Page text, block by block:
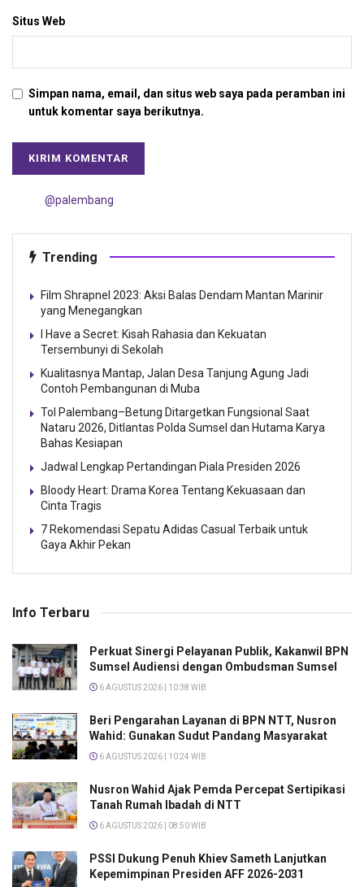
Situs Web
Simpan nama, email, dan situs web saya pada peramban ini
untuk komentar saya berikutnya.
@palembang
Trending
Film Shrapnel 2023: Aksi Balas Dendam Mantan Marinir
yang Menegangkan
I Have a Secret: Kisah Rahasia dan Kekuatan
Tersembunyi di Sekolah
Kualitasnya Mantap, Jalan Desa Tanjung Agung Jadi
Contoh Pembangunan di Muba
Tol Palembang–Betung Ditargetkan Fungsional Saat
Nataru 2026, Ditlantas Polda Sumsel dan Hutama Karya
Bahas Kesiapan
Jadwal Lengkap Pertandingan Piala Presiden 2026
Bloody Heart: Drama Korea Tentang Kekuasaan dan
Cinta Tragis
7 Rekomendasi Sepatu Adidas Casual Terbaik untuk
Gaya Akhir Pekan
Info Terbaru
Perkuat Sinergi Pelayanan Publik, Kakanwil BPN
Sumsel Audiensi dengan Ombudsman Sumsel
6 AGUSTUS 2026 | 10:38 WIB
Beri Pengarahan Layanan di BPN NTT, Nusron
Wahid: Gunakan Sudut Pandang Masyarakat
6 AGUSTUS 2026 | 10:24 WIB
Nusron Wahid Ajak Pemda Percepat Sertipikasi
Tanah Rumah Ibadah di NTT
6 AGUSTUS 2026 | 08:50 WIB
PSSI Dukung Penuh Khiev Sameth Lanjutkan
Kepemimpinan Presiden AFF 2026-2031